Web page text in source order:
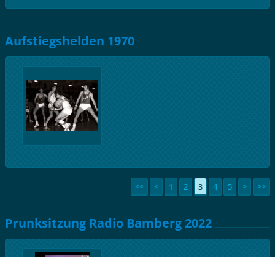
Aufstiegshelden 1970
<< < 1 2 3 4 5 > >>
Prunksitzung Radio Bamberg 2022